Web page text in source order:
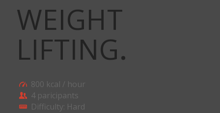
WEIGHT
LIFTING.
800 kcal / hour
4 paricipants
Difficulty: Hard